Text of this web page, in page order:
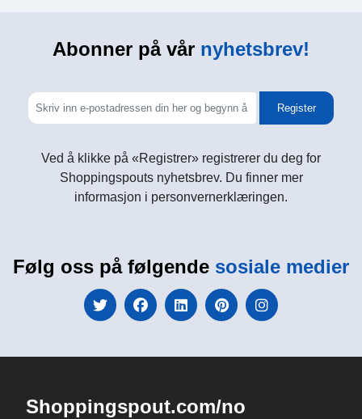
Abonner på vår nyhetsbrev!
Register
Ved å klikke på «Registrer» registrerer du deg for
Shoppingspouts nyhetsbrev. Du finner mer
informasjon i personvernerklæringen.
Følg oss på følgende sosiale medier
Shoppingspout.com/no